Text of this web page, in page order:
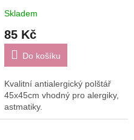
Skladem
85 Kč
Do košíku
Kvalitní antialergický polštář
45x45cm vhodný pro alergiky,
astmatiky.